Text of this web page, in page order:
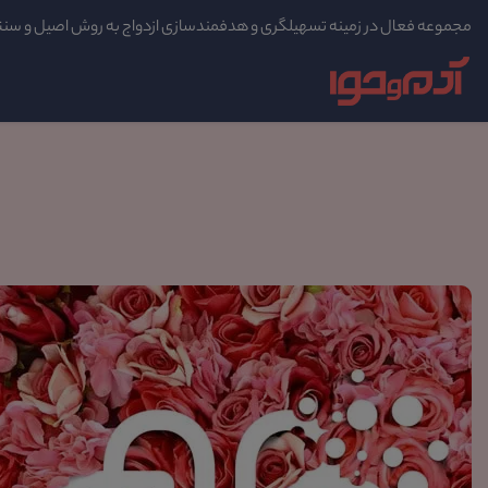
مجموعه فعال در زمینه تسهیلگری و هدفمندسازی ازدواج به روش اصیل و